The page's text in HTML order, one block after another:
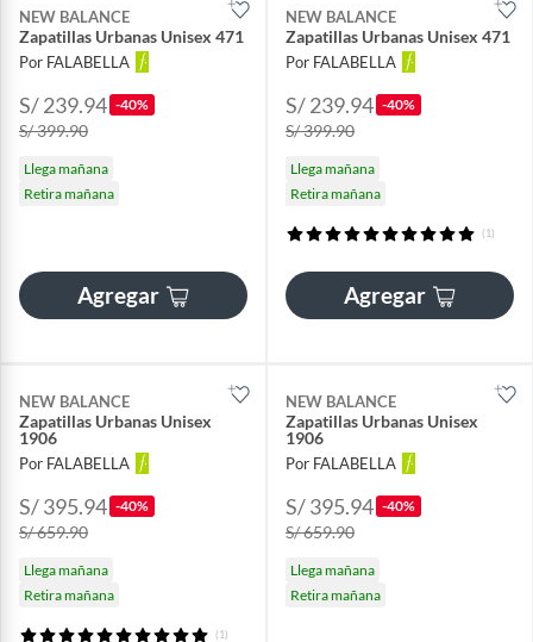
NEW BALANCE
Zapatillas Urbanas Unisex 471
Por FALABELLA
S/ 239.94 -40%
S/ 399.90
Llega mañana
Retira mañana
Agregar
NEW BALANCE
Zapatillas Urbanas Unisex 471
Por FALABELLA
S/ 239.94 -40%
S/ 399.90
Llega mañana
Retira mañana
(1)
Agregar
NEW BALANCE
Zapatillas Urbanas Unisex
1906
Por FALABELLA
S/ 395.94 -40%
S/ 659.90
Llega mañana
Retira mañana
(1)
NEW BALANCE
Zapatillas Urbanas Unisex
1906
Por FALABELLA
S/ 395.94 -40%
S/ 659.90
Llega mañana
Retira mañana